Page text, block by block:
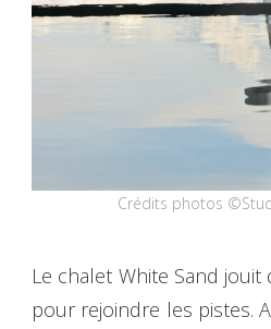
Crédits photos
Le chalet White Sand jouit
pour rejoindre les pistes.